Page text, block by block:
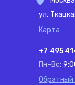
ул.
Карта
+7 495
Пн-Вс:
Обратный